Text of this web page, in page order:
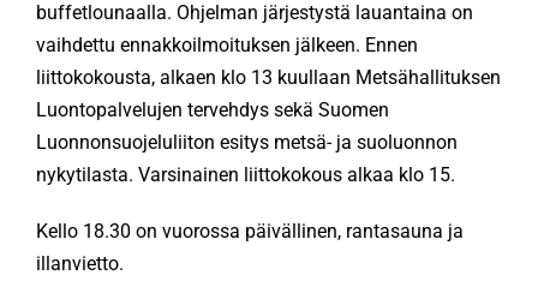
buffetlounaalla. Ohjelman järjestystä lauantaina on
vaihdettu ennakkoilmoituksen jälkeen. Ennen
liittokokousta, alkaen klo 13 kuullaan Metsähallituksen
Luontopalvelujen tervehdys sekä Suomen
Luonnonsuojeluliiton esitys metsä- ja suoluonnon
nykytilasta. Varsinainen liittokokous alkaa klo 15.
Kello 18.30 on vuorossa päivällinen, rantasauna ja
illanvietto.